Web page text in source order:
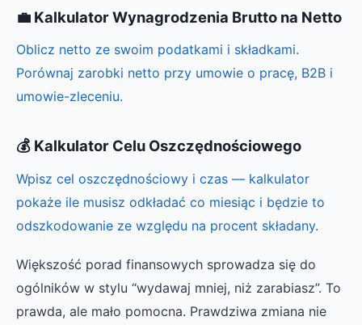
💼 Kalkulator Wynagrodzenia Brutto na Netto
Oblicz netto ze swoim podatkami i składkami.
Porównaj zarobki netto przy umowie o pracę, B2B i
umowie-zleceniu.
💰 Kalkulator Celu Oszczędnościowego
Wpisz cel oszczędnościowy i czas — kalkulator
pokaże ile musisz odkładać co miesiąc i będzie to
odszkodowanie ze względu na procent składany.
Większość porad finansowych sprowadza się do
ogólników w stylu “wydawaj mniej, niż zarabiasz”. To
prawda, ale mało pomocna. Prawdziwa zmiana nie